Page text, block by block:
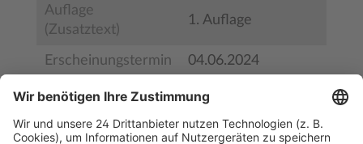
Auflage
(Zusatztext)
1. Auflage
Erscheinungstermin 04.06.2024
Bestell-Nr. 9783954668823
ISBN 978-3-95466-882-3